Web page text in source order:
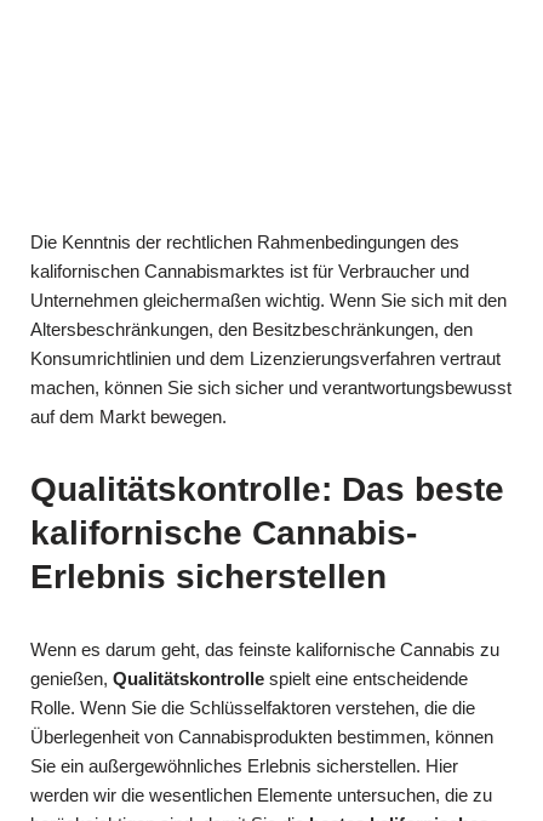
Die Kenntnis der rechtlichen Rahmenbedingungen des
kalifornischen Cannabismarktes ist für Verbraucher und
Unternehmen gleichermaßen wichtig. Wenn Sie sich mit den
Altersbeschränkungen, den Besitzbeschränkungen, den
Konsumrichtlinien und dem Lizenzierungsverfahren vertraut
machen, können Sie sich sicher und verantwortungsbewusst
auf dem Markt bewegen.
Qualitätskontrolle: Das beste
kalifornische Cannabis-
Erlebnis sicherstellen
Wenn es darum geht, das feinste kalifornische Cannabis zu
genießen, Qualitätskontrolle spielt eine entscheidende
Rolle. Wenn Sie die Schlüsselfaktoren verstehen, die die
Überlegenheit von Cannabisprodukten bestimmen, können
Sie ein außergewöhnliches Erlebnis sicherstellen. Hier
werden wir die wesentlichen Elemente untersuchen, die zu